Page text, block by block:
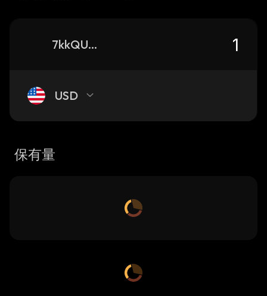
7kkQU6AhUadtoszttEKprirvpgBihJHPoHVczebvi7i3_solana
USD
保有量